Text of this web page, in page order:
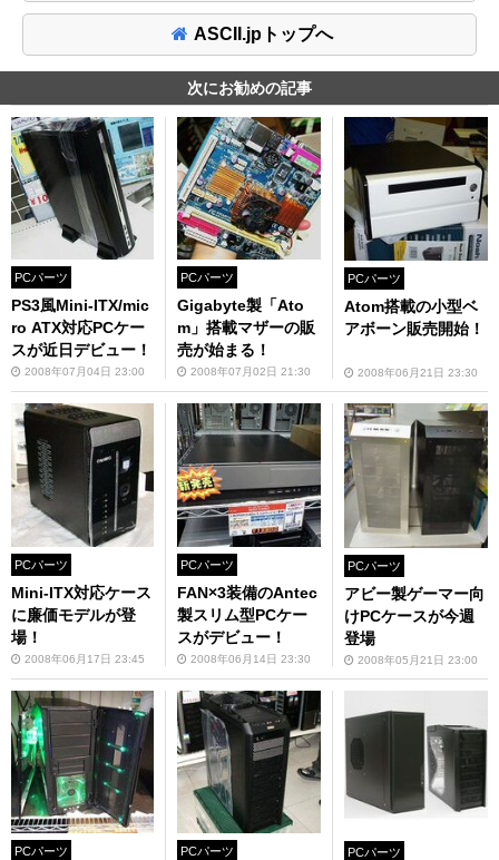
ASCII.jpトップへ
次にお勧めの記事
PCパーツ
PS3風Mini-ITX/mic
ro ATX対応PCケー
スが近日デビュー！
2008年07月04日 23:00
PCパーツ
Gigabyte製「Ato
m」搭載マザーの販
売が始まる！
2008年07月02日 21:30
PCパーツ
Atom搭載の小型ベ
アボーン販売開始！
2008年06月21日 23:30
PCパーツ
Mini-ITX対応ケース
に廉価モデルが登
場！
2008年06月17日 23:45
PCパーツ
FAN×3装備のAntec
製スリム型PCケー
スがデビュー！
2008年06月14日 23:30
PCパーツ
アビー製ゲーマー向
けPCケースが今週
登場
2008年05月21日 23:00
PCパーツ PCパーツ PCパーツ